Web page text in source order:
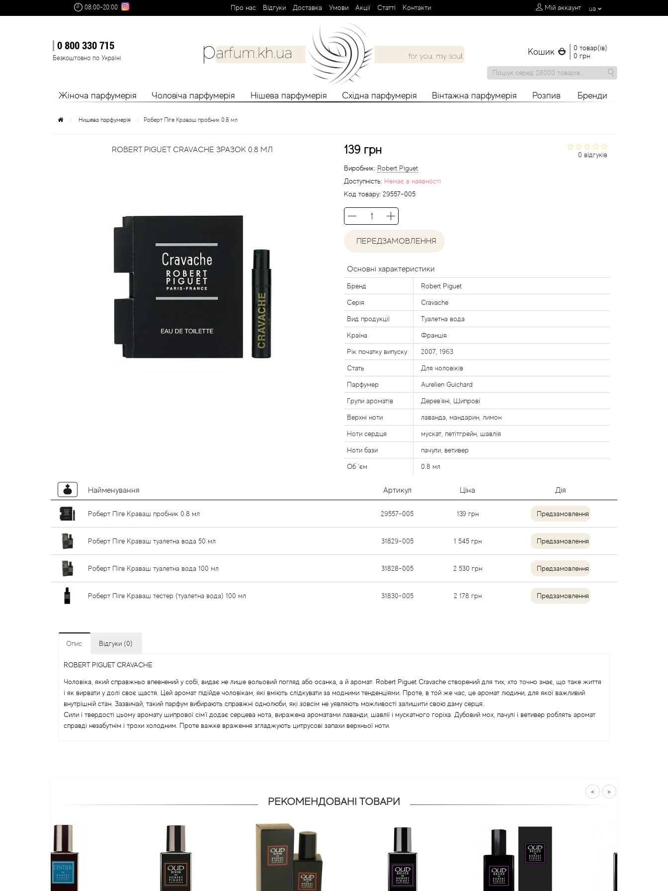
08:00-20:00 Про нас Вiдгуки Доставка Умови Aкції Cтатті Контакти Мій аккаунт ua
0 800 330 715
Безкоштовно по Україні
Кошик
0 товар(ів)
0 грн
Жіноча парфумерія Чоловіча парфумерія Нішева парфумерія Східна парфумерія Вінтажна парфумерія Розпив Бренди
Нишева парфумерія Роберт Піге Краваш пробник 0.8 мл
ROBERT PIGUET CRAVACHE ЗРАЗОК 0.8 МЛ
0 відгуків
139 грн
Виробник: Robert Piguet
Доступність: Немає в наявності
Код товару: 29557-005
ПЕРЕДЗАМОВЛЕННЯ
Основні характеристики
Бренд Robert Piguet
Серія Cravache
Вид продукції Туалетна вода
Країна Франція
Рік початку випуску 2007, 1963
Стать Для чоловіків
Парфумер Aurelien Guichard
Групи ароматів Дерев'яні, Шипрові
Верхні ноти лаванда, мандарин, лимон
Ноти сердця мускат, петітгрейн, шавлія
Ноти бази пачули, ветивер
Об `єм 0.8 мл
Найменування Артикул Ціна Дія
Роберт Піге Краваш пробник 0.8 мл 29557-005 139 грн Предзамовлення
Роберт Піге Краваш туалетна вода 50 мл 31829-005 1 545 грн Предзамовлення
Роберт Піге Краваш туалетна вода 100 мл 31828-005 2 530 грн Предзамовлення
Роберт Піге Краваш тестер (туалетна вода) 100 мл 31830-005 2 178 грн Предзамовлення
Опис Відгуки (0)
ROBERT PIGUET CRAVACHE
Чоловіка, який справжньо впевнений у собі, видає не лише вольовий погляд або осанка, а й аромат. Robert Piguet Cravache створений для тих, хто точно знає, що таке життя
і як вирвати у долі своє щастя. Цей аромат підійде чоловікам, які вміють слідкувати за модними тенденціями. Проте, в той же час, це аромат людини, для якої важливий
внутрішній стан. Зазвичай, такий парфум вибирають справжні однолюби, які зовсім не уявляють можливості залишити свою даму серця.
Сили і твердості цьому аромату шипрової сім'ї додає серцева нота, виражена ароматами лаванди, шавлії і мускатного горіха. Дубовий мох, пачулі і ветивер роблять аромат
справді незабутнім і трохи холодним. Проте важке враження згладжують цитрусові запахи верхньої ноти.
РЕКОМЕНДОВАНІ ТОВАРИ
< >